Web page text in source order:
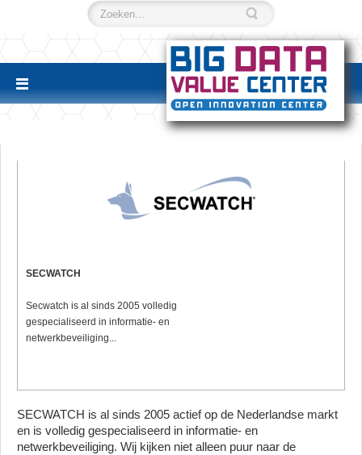
SECWATCH
Secwatch is al sinds 2005 volledig
gespecialiseerd in informatie- en
netwerkbeveiliging...
SECWATCH is al sinds 2005 actief op de Nederlandse markt
en is volledig gespecialiseerd in informatie- en
netwerkbeveiliging. Wij kijken niet alleen puur naar de